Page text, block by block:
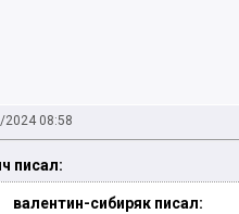
08:58
писал:
валентин-сибиряк писал: